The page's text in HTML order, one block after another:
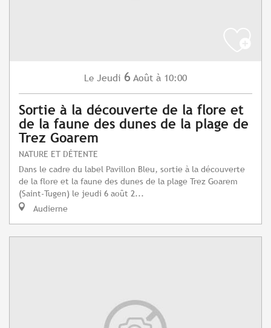
Le Jeudi 6 Août à 10:00
Sortie à la découverte de la flore et
de la faune des dunes de la plage de
Trez Goarem
NATURE ET DÉTENTE
Dans le cadre du label Pavillon Bleu, sortie à la découverte
de la flore et la faune des dunes de la plage Trez Goarem
(Saint-Tugen) le jeudi 6 août 2...
Audierne